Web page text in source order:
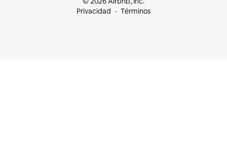
Privacidad
Términos